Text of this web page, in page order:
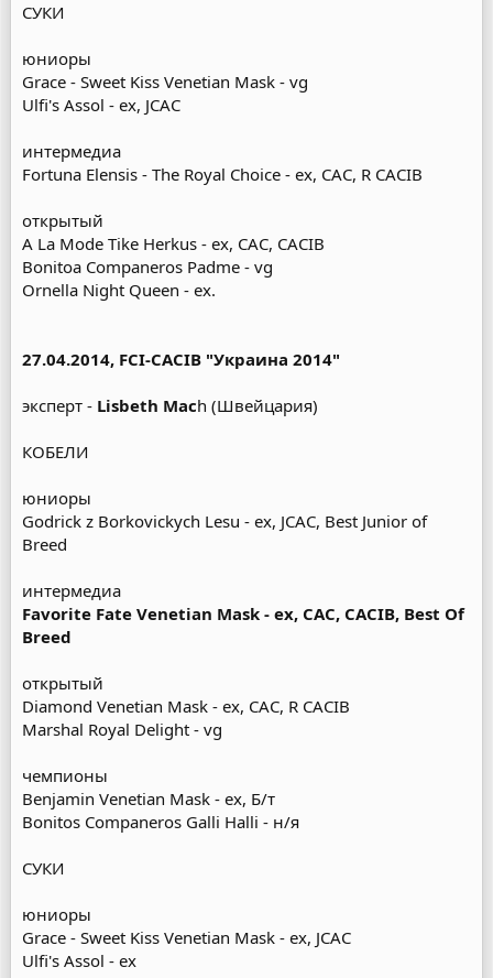
СУКИ
юниоры
Grace - Sweet Kiss Venetian Mask - vg
Ulfi's Assol - ex, JCAC
интермедиа
Fortuna Elensis - The Royal Choice - ex, CAC, R CACIB
открытый
A La Mode Tike Herkus - ex, CAC, CACIB
Bonitoa Companeros Padme - vg
Ornella Night Queen - ex.
27.04.2014, FCI-CACIB "Украина 2014"
эксперт - Lisbeth Mach (Швейцария)
КОБЕЛИ
юниоры
Godrick z Borkovickych Lesu - ex, JCAC, Best Junior of
Breed
интермедиа
Favorite Fate Venetian Mask - ex, CAC, CACIB, Best Of
Breed
открытый
Diamond Venetian Mask - ex, CAC, R CACIB
Marshal Royal Delight - vg
чемпионы
Benjamin Venetian Mask - ex, Б/т
Bonitos Companeros Galli Halli - н/я
СУКИ
юниоры
Grace - Sweet Kiss Venetian Mask - ex, JCAC
Ulfi's Assol - ех